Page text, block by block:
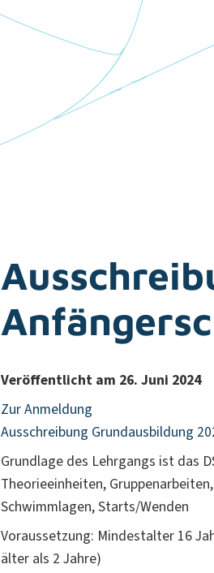
Veröffentlicht am 26. Juni 2024
Zur Anmeldung
Ausschreibung Grundausbildung
Grundlage des Lehrgangs ist das
Theorieeinheiten,
Schwimmlagen, Starts/Wenden
Voraussetzung: Mindestalter 16
älter als 2 Jahre)